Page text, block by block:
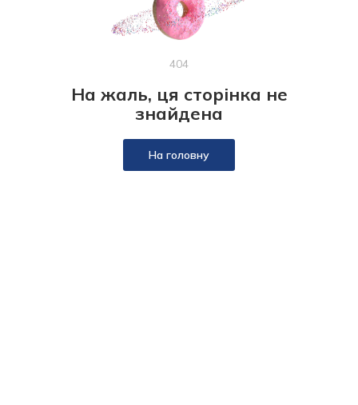
404
На жаль, ця сторінка не
знайдена
На головну